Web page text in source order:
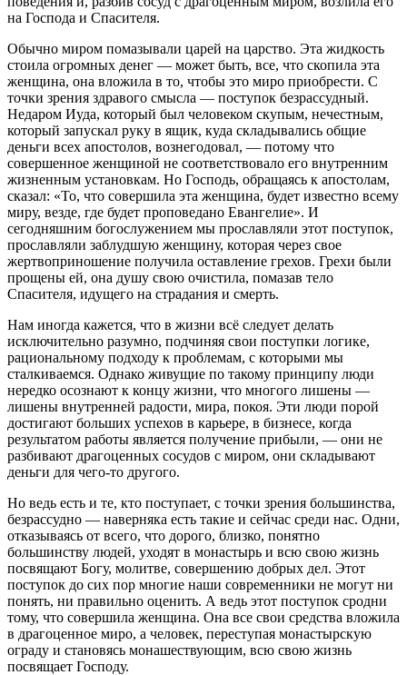
на Господа и Спасителя.
Обычно миром помазывали царей на царство. Эта жидкость
стоила огромных денег — может быть, все, что скопила эта
женщина, она вложила в то, чтобы это миро приобрести. С
точки зрения здравого смысла — поступок безрассудный.
Недаром Иуда, который был человеком скупым, нечестным,
который запускал руку в ящик, куда складывались общие
деньги всех апостолов, вознегодовал, — потому что
совершенное женщиной не соответствовало его внутренним
жизненным установкам. Но Господь, обращаясь к апостолам,
сказал: «То, что совершила эта женщина, будет известно всему
миру, везде, где будет проповедано Евангелие». И
сегодняшним богослужением мы прославляли этот поступок,
прославляли заблудшую женщину, которая через свое
жертвоприношение получила оставление грехов. Грехи были
прощены ей, она душу свою очистила, помазав тело
Спасителя, идущего на страдания и смерть.
Нам иногда кажется, что в жизни всё следует делать
исключительно разумно, подчиняя свои поступки логике,
рациональному подходу к проблемам, с которыми мы
сталкиваемся. Однако живущие по такому принципу люди
нередко осознают к концу жизни, что многого лишены —
лишены внутренней радости, мира, покоя. Эти люди порой
достигают больших успехов в карьере, в бизнесе, когда
результатом работы является получение прибыли, — они не
разбивают драгоценных сосудов с миром, они складывают
деньги для чего-то другого.
Но ведь есть и те, кто поступает, с точки зрения большинства,
безрассудно — наверняка есть такие и сейчас среди нас. Одни,
отказываясь от всего, что дорого, близко, понятно
большинству людей, уходят в монастырь и всю свою жизнь
посвящают Богу, молитве, совершению добрых дел. Этот
поступок до сих пор многие наши современники не могут ни
понять, ни правильно оценить. А ведь этот поступок сродни
тому, что совершила женщина. Она все свои средства вложила
в драгоценное миро, а человек, переступая монастырскую
ограду и становясь монашествующим, всю свою жизнь
посвящает Господу.